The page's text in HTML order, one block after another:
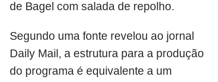
de Bagel com salada de repolho.
Segundo uma fonte revelou ao jornal
Daily Mail, a estrutura para a produção
do programa é equivalente a um